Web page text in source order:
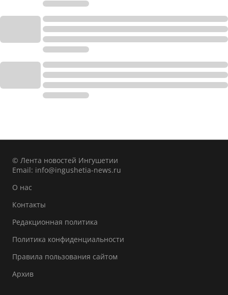
© Лента новостей Ингушетии
Email: info@ingushetia-news.ru
О нас
Контакты
Редакционная политика
Политика конфиденциальности
Правила пользования сайтом
Архив